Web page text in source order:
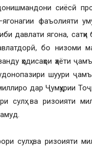
сиёсӣ
фаъолияти
давлати ягона, сатҳи
бо низоми
ҳодисаҳои ҳаёти
шуури
дар Ҷумҳурии
сулҳ ва ризоияти
сулҳ ва ризоияти